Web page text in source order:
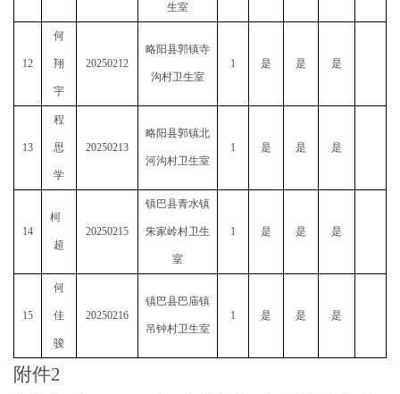
生室
12
何
翔
宇
20250212
略阳县郭镇寺
沟村卫生室
1 是 是 是
13
程
思
学
20250213
略阳县郭镇北
河沟村卫生室
1 是 是 是
14
柯
超
20250215
镇巴县青水镇
朱家岭村卫生
室
1 是 是 是
15
何
佳
骏
20250216
镇巴县巴庙镇
吊钟村卫生室
1 是 是 是
附件2